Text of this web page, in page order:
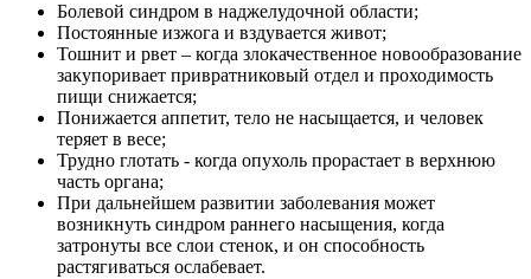
Болевой синдром в наджелудочной области;
Постоянные изжога и вздувается живот;
Тошнит и рвет – когда злокачественное новообразование
закупоривает привратниковый отдел и проходимость
пищи снижается;
Понижается аппетит, тело не насыщается, и человек
теряет в весе;
Трудно глотать - когда опухоль прорастает в верхнюю
часть органа;
При дальнейшем развитии заболевания может
возникнуть синдром раннего насыщения, когда
затронуты все слои стенок, и он способность
растягиваться ослабевает.